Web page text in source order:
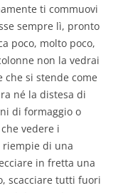
ti commuovi
sempre lì, pronto
poco, molto poco,
non la vedrai
si stende come
né la distesa di
di formaggio o
vedere i
di una
in fretta una
scacciare tutti fuori